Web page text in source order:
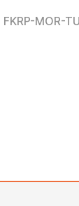
MOR-